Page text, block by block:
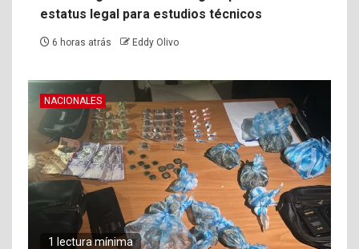
estatus legal para estudios técnicos
6 horas atrás Eddy Olivo
NACIONALES
1 lectura mínima